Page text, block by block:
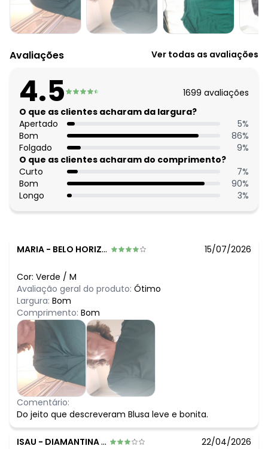
Avaliações Ver todas as avaliações
4.5 1699 avaliações
O que as clientes acharam da largura?
Apertado
5%
Bom
86%
Folgado
9%
O que as clientes acharam do comprimento?
Curto
7%
Bom
90%
Longo
3%
MARIA - BELO HORIZONTE - MG 15/07/2026
Cor: Verde / M
Avaliação geral do produto: Ótimo
Largura: Bom
Comprimento: Bom
Comentário:
Do jeito que descreveram Blusa leve e bonita.
ISAU - DIAMANTINA - MG 22/04/2026